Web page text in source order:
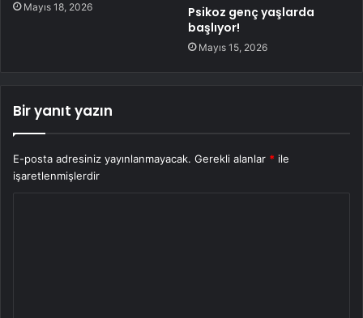
Mayıs 18, 2026
Psikoz genç yaşlarda
başlıyor!
Mayıs 15, 2026
Bir yanıt yazın
E-posta adresiniz yayınlanmayacak. Gerekli alanlar * ile
işaretlenmişlerdir